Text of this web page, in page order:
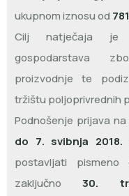
ukupnom iznosu od
Cilj natječaja je
gospodarstava
proizvodnje te
tržištu poljoprivrednih
Podnošenje prijava
do 7. svibnja 2018.
postavljati
zaključno30.